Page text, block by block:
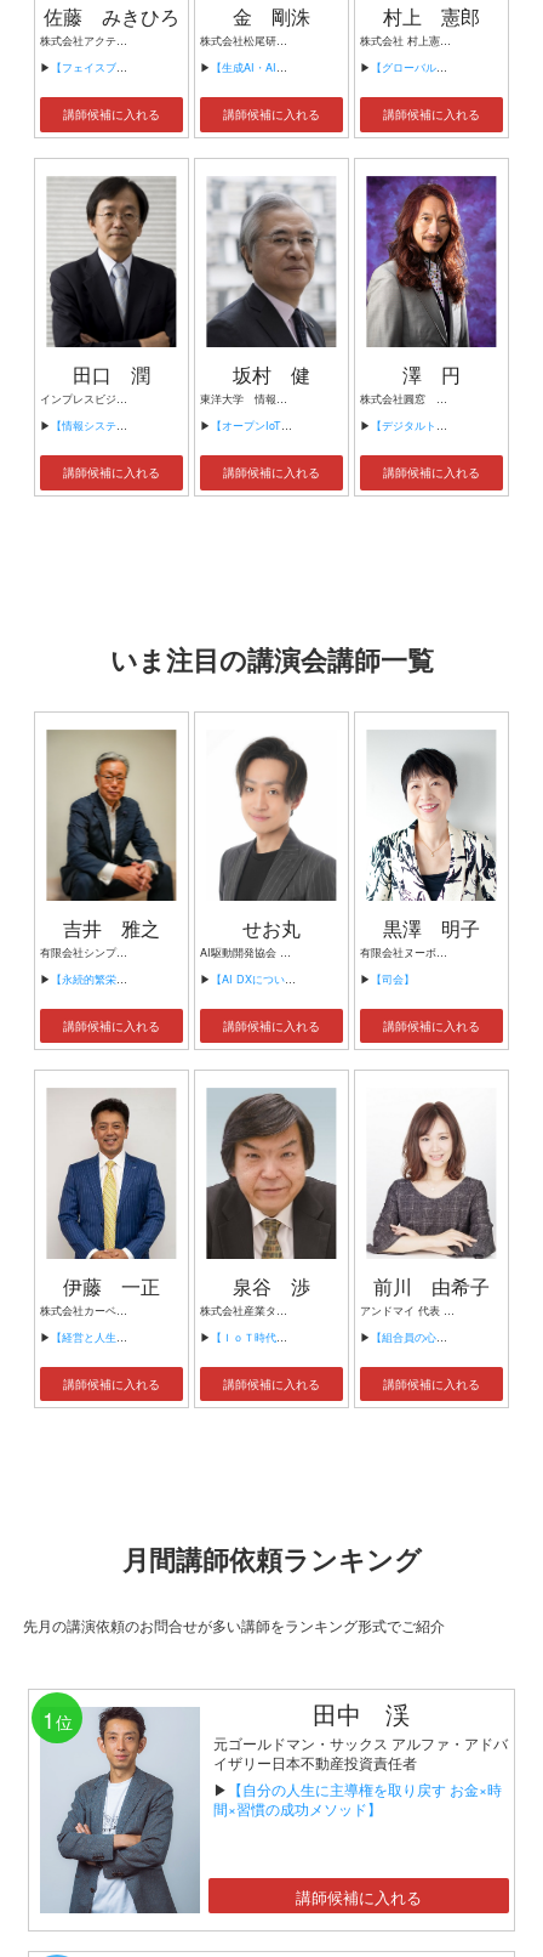
佐藤 みきひろ
株式会社アクティブパートナーズ 代表取締役/起業家/講演家
▶ 【フェイスブック（ソーシャルメディア）】
講師候補に入れる
金 剛洙
株式会社松尾研究所 副社長
▶ 【生成AI・AIエージェントの進化と企業競争力】
講師候補に入れる
村上 憲郎
株式会社 村上憲郎事務所 代表取締役、おおいたAI技術センター長 ハイパーネットワーク社会研究所 理事長、大阪公立大学大学院 教授 国際大学GLOCOM 客員教授、大阪工業大学 客員教授 会津大学 参与、（株）ブイキューブ 社外取締役 セルソース（株）社外取締役、（株）メルカリ 社外取締役
▶ 【グローバル時代を生き抜くための原理原則】
講師候補に入れる
田口 潤
インプレスビジネスメディア 取締役 IT Leaders編集局 局長 IT Leaders編集部 編集長
▶ 【情報システム最前線 企業情報システムはどこへ向かうのか】
講師候補に入れる
坂村 健
東洋大学 情報連携学部 学部長 (前)東京大学大学院情報学環教授／工学博士 ユビキタス情報社会基盤研究センター長 YRPユビキタス・ネットワーキング研究所 所長
▶ 【オープンIoTの時代】
講師候補に入れる
澤 円
株式会社圓窓 代表取締役 元日本マイクロソフト 業務執行役員 武蔵野大学アントレプレナーシップ学部 教授
▶ 【デジタルトランスフォーメーション（DX）を推進するために必要なマインドセット】
講師候補に入れる
いま注目の講演会講師一覧
吉井 雅之
有限会社シンプルタスク 代表取締役 習慣形成コンサルタント
▶ 【永続的繁栄の組織づくり】
講師候補に入れる
せお丸
AI駆動開発協会 代表理事 サイバーフリークス株式会社 代表取締役
▶ 【AI DXについて】
講師候補に入れる
黒澤 明子
有限会社ヌーボヌール代表取締役
▶ 【司会】
講師候補に入れる
伊藤 一正
株式会社カーベル代表取締役社長 プロレスラーカーベル伊藤
▶ 【経営と人生がHappyになる3つのキーワード】
講師候補に入れる
泉谷 渉
株式会社産業タイムズ社 代表取締役会長 半導体産業新聞 特別編集委員
▶ 【ＩｏＴ時代にニッポンの製造業が一気に抜け出す！！ ～世界トップシェアのセンサーとロボットで戦え！】
講師候補に入れる
前川 由希子
アンドマイ 代表 組織活性化コンサルタント
▶ 【組合員の心をぐっと掴むコミュニケーション術～組合員が「あなたが言うなら」と動き出す３ステップ～】
講師候補に入れる
月間講師依頼ランキング
先月の講演依頼のお問合せが多い講師をランキング形式でご紹介
1 位 田中 渓
元ゴールドマン・サックス アルファ・アドバ
イザリー日本不動産投資責任者
▶ 【自分の人生に主導権を取り戻す お金×時
間×習慣の成功メソッド】
講師候補に入れる